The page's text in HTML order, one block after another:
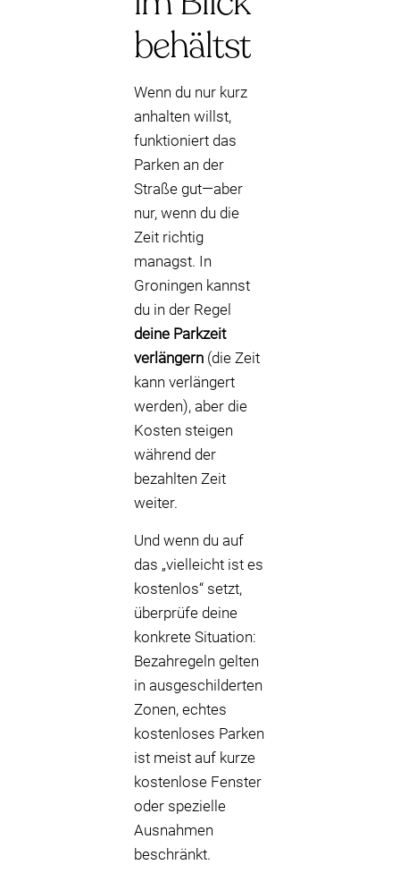
behältst
Wenn du nur kurz
anhalten willst,
funktioniert das
Parken an der
Straße gut—aber
nur, wenn du die
Zeit richtig
managst. In
Groningen kannst
du in der Regel
deine Parkzeit
verlängern (die Zeit
kann verlängert
werden), aber die
Kosten steigen
während der
bezahlten Zeit
weiter.
Und wenn du auf
das „vielleicht ist es
kostenlos“ setzt,
überprüfe deine
konkrete Situation:
Bezahregeln gelten
in ausgeschilderten
Zonen, echtes
kostenloses Parken
ist meist auf kurze
kostenlose Fenster
oder spezielle
Ausnahmen
beschränkt.